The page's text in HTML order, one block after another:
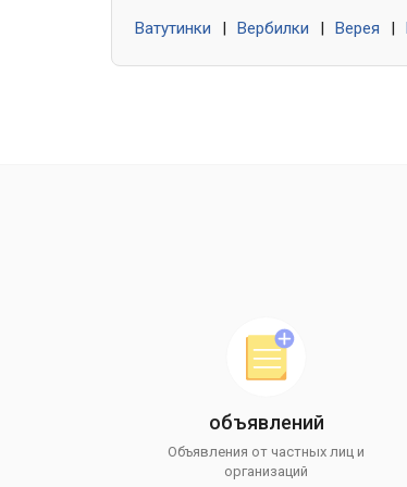
Ватутинки Вербилки Верея
объявлений
Объявления от частных лиц и
организаций